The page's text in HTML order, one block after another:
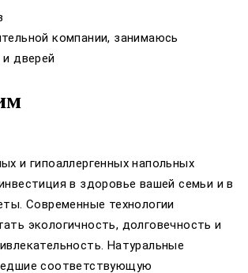
компании, занимаюсь
дверей
и гипоаллергенных напольных
в здоровье вашей семьи и в
Современные технологии
экологичность, долговечность и
Натуральные
соответствующую